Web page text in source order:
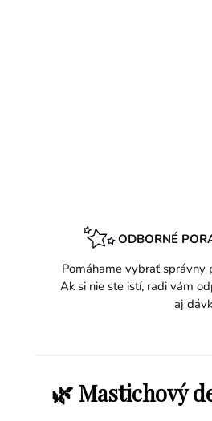
ODBORNÉ
Pomáhame vybrať správny
Ak si nie ste istí, radi vám
aj
🌿 Mastichový